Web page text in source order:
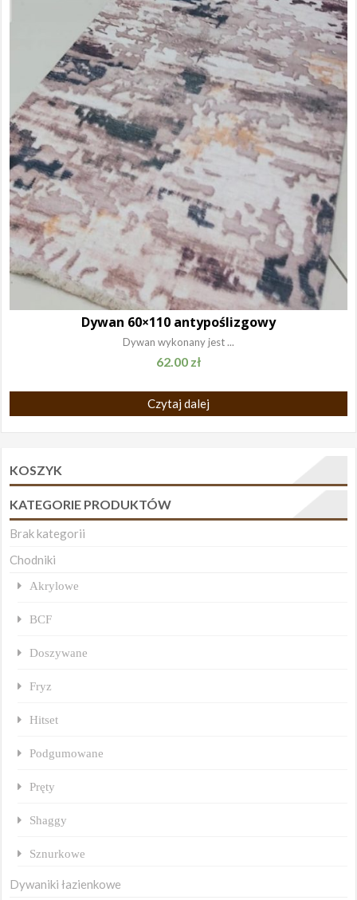
Dywan 60×110 antypoślizgowy
Dywan wykonany jest ...
62.00 zł
Czytaj dalej
KOSZYK
KATEGORIE PRODUKTÓW
Brak kategorii
Chodniki
Akrylowe
BCF
Doszywane
Fryz
Hitset
Podgumowane
Pręty
Shaggy
Sznurkowe
Dywaniki łazienkowe